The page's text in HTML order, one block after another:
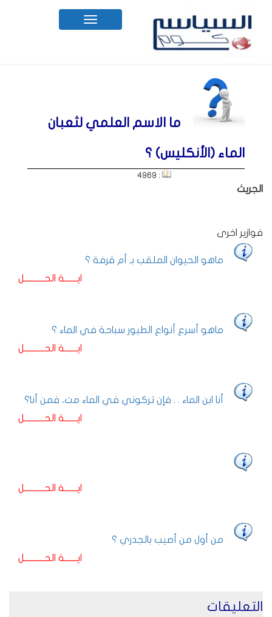
Toggle
navigation
ما الاسم العلمي لثعبان
الماء (الأنكليس) ؟
: 4969
الجريث
فوازير اخرى
ماهو الحيوان الملقب بـ أم قرفة ؟
ايـــــــة الحـــــــــــل
ماهو أسرع أنواع الطيور سباحة في الماء ؟
ايـــــــة الحـــــــــــل
أنا ابن الماء . . فإن تركوني في الماء مت، فمن أنا؟
ايـــــــة الحـــــــــــل
ايـــــــة الحـــــــــــل
من أول من أصيب بالجدري ؟
ايـــــــة الحـــــــــــل
التعليقات